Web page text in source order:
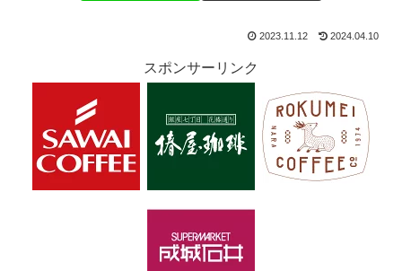
2023.11.12 2024.04.10
スポンサーリンク